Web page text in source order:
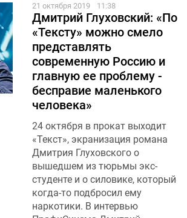
21 октября 2019 11:38
Дмитрий Глуховский: «По
«Тексту» можно смело
представлять
современную Россию и
главную ее проблему -
бесправие маленького
человека»
24 октября в прокат выходит
«Текст», экранизация романа
Дмитрия Глуховского о
вышедшем из тюрьмы экс-
студенте и о силовике, который
когда-то подбросил ему
наркотики. В интервью